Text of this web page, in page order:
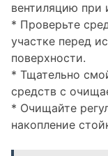
вентиляцию при
* Проверьте
участке перед
поверхности.
* Тщательно
средств с
* Очищайте
накопление